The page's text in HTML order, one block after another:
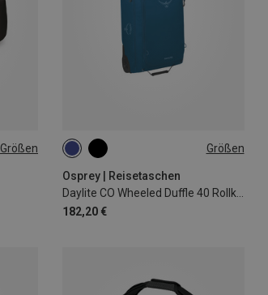
Größen Größen
Osprey | Reisetaschen
Daylite CO Wheeled Duffle 40 Rollkeffer
182,20 €
40L